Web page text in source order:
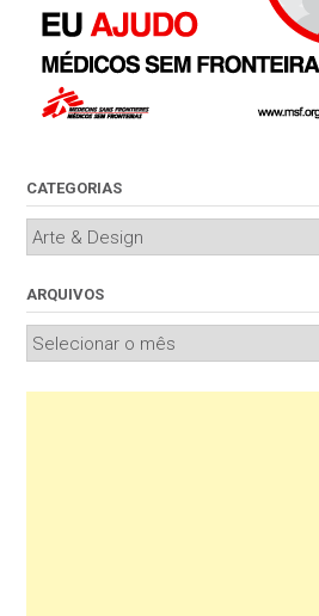
CATEGORIAS
Categorias
ARQUIVOS
Arquivos